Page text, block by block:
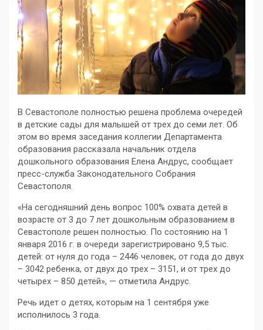
В Севастополе полностью решена проблема очередей
в детские сады для малышей от трех до семи лет. Об
этом во время заседания коллегии Департамента
образования рассказала начальник отдела
дошкольного образования Елена Андрус, сообщает
пресс-служба Законодательного Собрания
Севастополя.
«На сегодняшний день вопрос 100% охвата детей в
возрасте от 3 до 7 лет дошкольным образованием в
Севастополе решен полностью. По состоянию на 1
января 2016 г. в очереди зарегистрировано 9,5 тыс.
детей: от нуля до года – 2446 человек, от года до двух
– 3042 ребенка, от двух до трех – 3151, и от трех до
четырех – 850 детей», — отметила Андрус.
Речь идет о детях, которым на 1 сентября уже
исполнилось 3 года.